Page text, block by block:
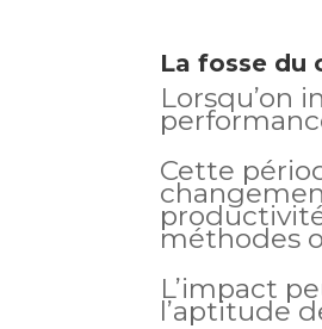
La fosse du
Lorsqu’on
Cette
méthodes
L’impact
l’aptitude